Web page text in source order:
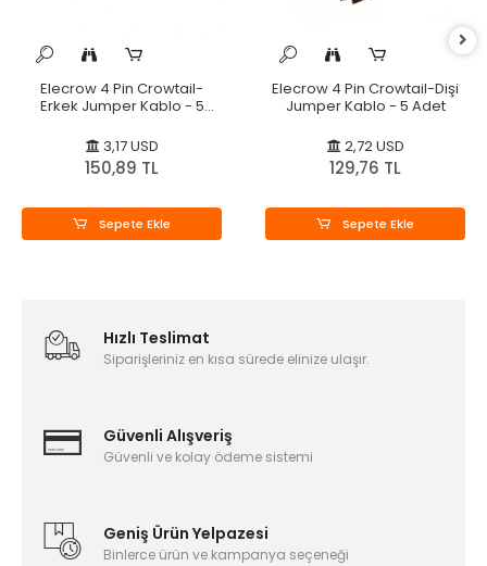
Elecrow 4 Pin Crowtail-
Erkek Jumper Kablo - 5
3,17 USD
150,89 TL
Sepete Ekle
Elecrow 4 Pin Crowtail-Dişi
Jumper Kablo - 5 Adet
2,72 USD
129,76 TL
Sepete Ekle
Hızlı Teslimat
Siparişleriniz en kısa sürede elinize ulaşır.
Güvenli Alışveriş
Güvenli ve kolay ödeme sistemi
Geniş Ürün Yelpazesi
Binlerce ürün ve kampanya seçeneği